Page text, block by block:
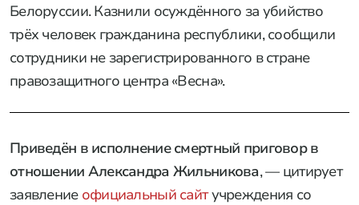
Белоруссии. Казнили осуждённого за убийство
трёх человек гражданина республики, сообщили
сотрудники не зарегистрированного в стране
правозащитного центра «Весна».
Приведён в исполнение смертный приговор в
отношении Александра Жильникова, — цитирует
заявление официальный сайтучреждения со